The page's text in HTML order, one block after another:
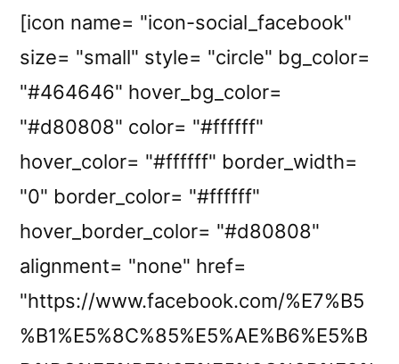
[icon name= "icon-social_facebook"
size= "small" style= "circle" bg_color=
"#464646" hover_bg_color=
"#d80808" color= "#ffffff"
hover_color= "#ffffff" border_width=
"0" border_color= "#ffffff"
hover_border_color= "#d80808"
alignment= "none" href=
"https://www.facebook.com/%E7%B5
%B1%E5%8C%85%E5%AE%B6%E5%B